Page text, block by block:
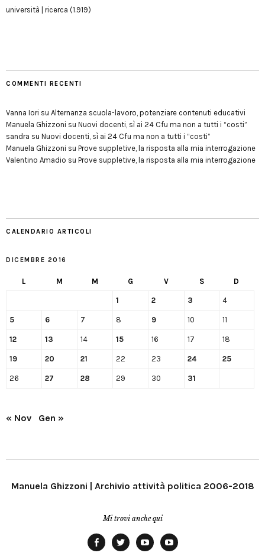
università | ricerca (1.919)
COMMENTI RECENTI
Vanna Iori su Alternanza scuola-lavoro, potenziare contenuti educativi
Manuela Ghizzoni su Nuovi docenti, sì ai 24 Cfu ma non a tutti i “costi”
sandra su Nuovi docenti, sì ai 24 Cfu ma non a tutti i “costi”
Manuela Ghizzoni su Prove suppletive, la risposta alla mia interrogazione
Valentino Amadio su Prove suppletive, la risposta alla mia interrogazione
CALENDARIO ARTICOLI
DICEMBRE 2016
L M M G V S D
1 2 3 4
5 6 7 8 9 10 11
12 13 14 15 16 17 18
19 20 21 22 23 24 25
26 27 28 29 30 31
« Nov Gen »
Manuela Ghizzoni | Archivio attività politica 2006-2018
Mi trovi anche qui